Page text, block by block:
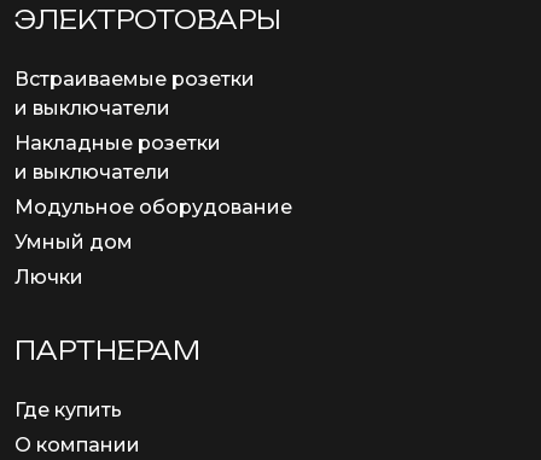
ЭЛЕКТРОТОВАРЫ
Встраиваемые розетки
и выключатели
Накладные розетки
и выключатели
Модульное оборудование
Умный дом
Лючки
ПАРТНЕРАМ
Где купить
О компании